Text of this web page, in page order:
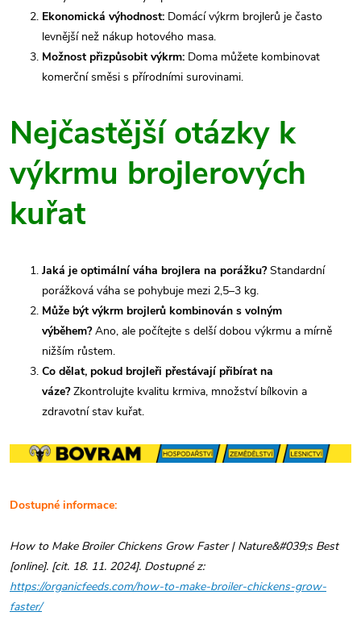
Ekonomická výhodnost: Domácí výkrm brojlerů je často
levnější než nákup hotového masa.
Možnost přizpůsobit výkrm: Doma můžete kombinovat
komerční směsi s přírodními surovinami.
Nejčastější otázky k
výkrmu brojlerových
kuřat
Jaká je optimální váha brojlera na porážku?Standardní
porážková váha se pohybuje mezi 2,5–3 kg.
Může být výkrm brojlerů kombinován s volným
výběhem?Ano, ale počítejte s delší dobou výkrmu a mírně
nižším růstem.
Co dělat, pokud brojleři přestávají přibírat na
váze?Zkontrolujte kvalitu krmiva, množství bílkovin a
zdravotní stav kuřat.
Dostupné informace:
How to Make Broiler Chickens Grow Faster | Nature&#039;s Best
[online]. [cit. 18. 11. 2024]. Dostupné z:
https://organicfeeds.com/how-to-make-broiler-chickens-grow-
faster/